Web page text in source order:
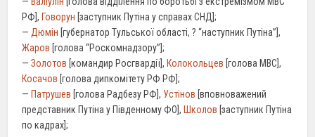
РФ], Говорун [заступник Путіна у справах СНД];
— Дюмін [губернатор Тульської області, ? “наступник Путіна”],
Жаров [голова “Роскомнадзору”];
—Золотов [командир Росгвардії], Колокольцев [голова МВС],
Косачов [голова дипкомітету РФ РФ];
— Патрушев [голова Радбезу РФ], Устінов [вповноважений
представник Путіна у Південному ФО], Школов [заступник Путіна
по кадрах];